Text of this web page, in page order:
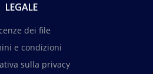
LEGALE
dei file
e condizioni
sulla privacy